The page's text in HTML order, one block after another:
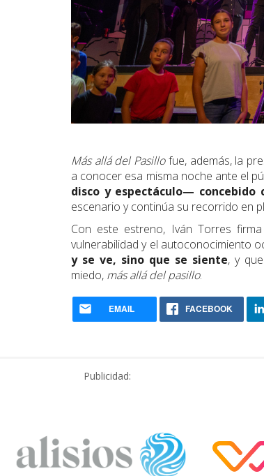
Más allá del Pasillofue, además, la
a conocer esa misma noche ante el
disco y espectáculo—
escenario y continúa su recorrido en
Con este estreno, Iván Torres
vulnerabilidad y el autoconocimiento
y se ve, sino que se siente, y
miedo, más allá del pasillo.
EMAIL FACEBOOK
Publicidad: